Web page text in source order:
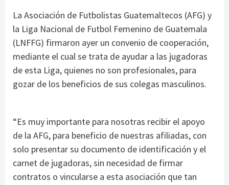
La Asociación de Futbolistas Guatemaltecos (AFG) y
la Liga Nacional de Futbol Femenino de Guatemala
(LNFFG) firmaron ayer un convenio de cooperación,
mediante el cual se trata de ayudar a las jugadoras
de esta Liga, quienes no son profesionales, para
gozar de los beneficios de sus colegas masculinos.
“Es muy importante para nosotras recibir el apoyo
de la AFG, para beneficio de nuestras afiliadas, con
solo presentar su documento de identificación y el
carnet de jugadoras, sin necesidad de firmar
contratos o vincularse a esta asociación que tan